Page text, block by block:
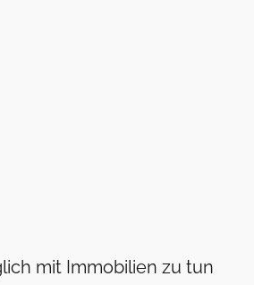
mit Immobilien zu tun